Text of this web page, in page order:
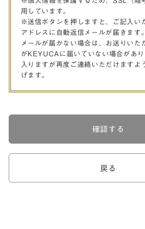
用しています。
※送信ボタンを押しますと、ご記入い
アドレスに自動返信メールが届きます。
メールが届かない場合は、お送りいた
がKEYUCAに届いていない場合があ
入りますが再度ご連絡いただけますよ
げます。
戻る
確認する